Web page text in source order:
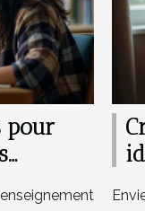
pour